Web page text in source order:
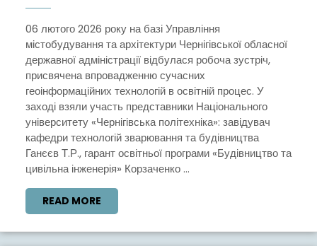
ЩОДО
ВПРОВАДЖЕННЯ
QGIS
В
ОСВІТНЮ
ПРОГРАМУ
«БУДІВНИЦТВО
ТА
06 лютого 2026 року на базі Управління
містобудування та архітектури Чернігівської обласної
державної адміністрації відбулася робоча зустріч,
присвячена впровадженню сучасних
геоінформаційних технологій в освітній процес. У
заході взяли участь представники Національного
університету «Чернігівська політехніка»: завідувач
кафедри технологій зварювання та будівництва
Ганєєв Т.Р., гарант освітньої програми «Будівництво та
цивільна інженерія» Корзаченко ...
READ MORE
MORE